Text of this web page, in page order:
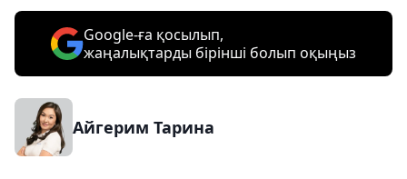
Google-ға қосылып,
жаңалықтарды бірінші болып оқыңыз
Айгерим Тарина